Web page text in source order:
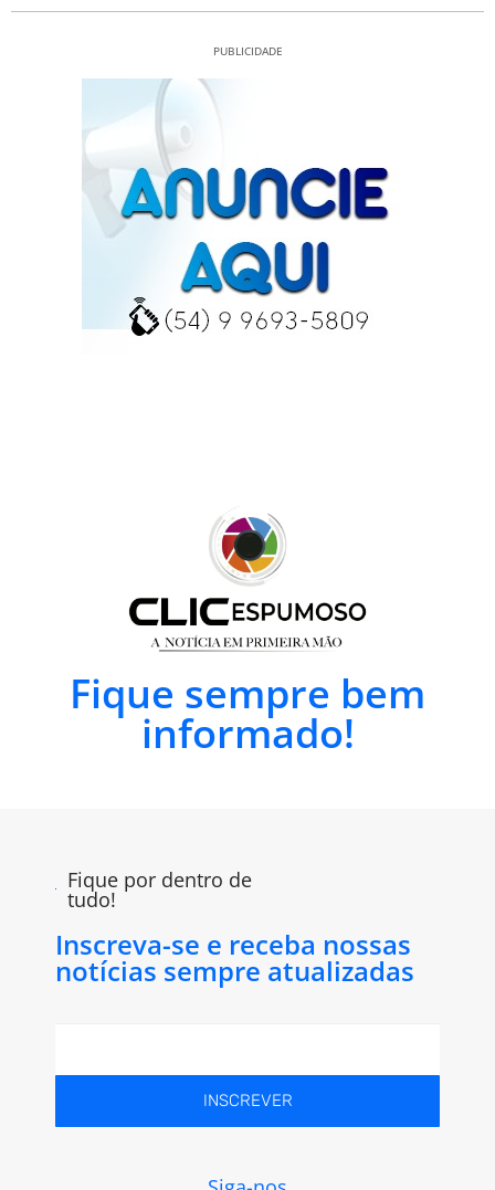
PUBLICIDADE
Fique sempre bem
informado!
Fique por dentro de
tudo!
Inscreva-se e receba nossas
notícias sempre atualizadas
INSCREVER